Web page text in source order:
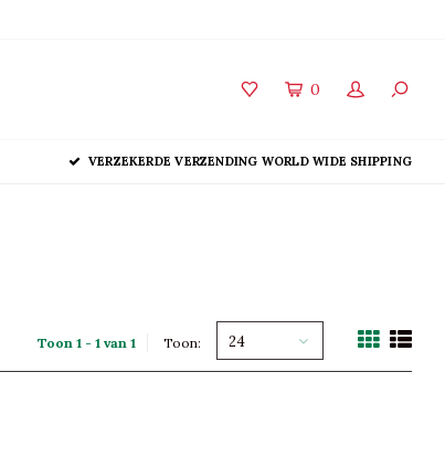
0
VERZEKERDE VERZENDING WORLD WIDE SHIPPING
Toon 1 - 1 van 1 Toon: 24